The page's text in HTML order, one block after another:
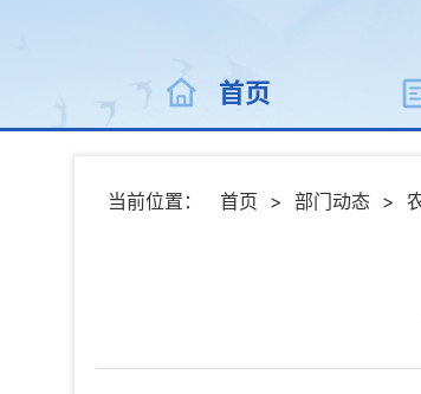
首页
当前位置： 首页 > 部门动态 >